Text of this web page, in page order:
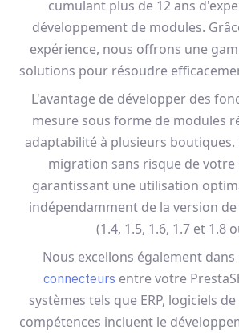
cumulant plus de 12 ans
développement de modules.
expérience, nous offrons une
solutions pour résoudre
L'avantage de développer des
mesure sous forme de modules
adaptabilité à plusieurs boutiques.
migration sans risque de votre
garantissant une utilisation
indépendamment de la version
(1.4, 1.5, 1.6, 1.7 et 1.8
Nous excellons également dans
connecteurs entre votre
systèmes tels que ERP, logiciels
compétences incluent le